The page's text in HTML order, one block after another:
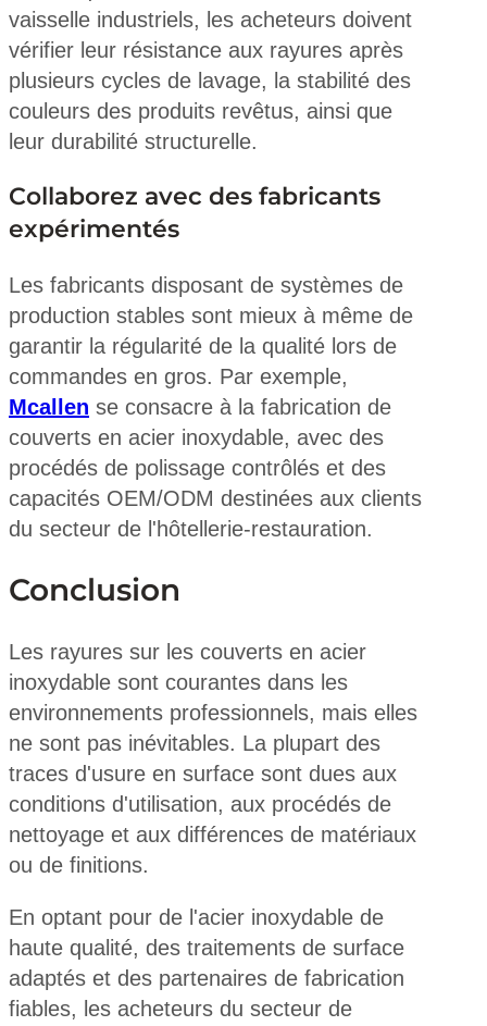
vaisselle industriels, les acheteurs doivent
vérifier leur résistance aux rayures après
plusieurs cycles de lavage, la stabilité des
couleurs des produits revêtus, ainsi que
leur durabilité structurelle.
Collaborez avec des fabricants
expérimentés
Les fabricants disposant de systèmes de
production stables sont mieux à même de
garantir la régularité de la qualité lors de
commandes en gros. Par exemple,
Mcallen se consacre à la fabrication de
couverts en acier inoxydable, avec des
procédés de polissage contrôlés et des
capacités OEM/ODM destinées aux clients
du secteur de l'hôtellerie-restauration.
Conclusion
Les rayures sur les couverts en acier
inoxydable sont courantes dans les
environnements professionnels, mais elles
ne sont pas inévitables. La plupart des
traces d'usure en surface sont dues aux
conditions d'utilisation, aux procédés de
nettoyage et aux différences de matériaux
ou de finitions.
En optant pour de l'acier inoxydable de
haute qualité, des traitements de surface
adaptés et des partenaires de fabrication
fiables, les acheteurs du secteur de